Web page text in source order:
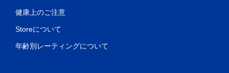
健康上のご注意
Storeについて
年齢別レーティングについて